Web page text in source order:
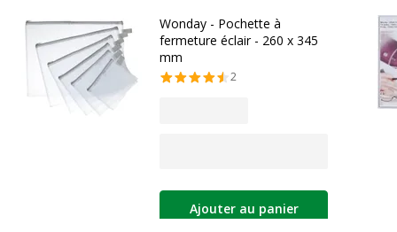
Wonday - Pochette à
fermeture éclair - 260 x 345
mm
2
Ajouter au panier